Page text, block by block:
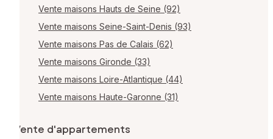
Vente maisons Hauts de Seine (92)
Vente maisons Seine-Saint-Denis (93)
Vente maisons Pas de Calais (62)
Vente maisons Gironde (33)
Vente maisons Loire-Atlantique (44)
Vente maisons Haute-Garonne (31)
Vente d'appartements